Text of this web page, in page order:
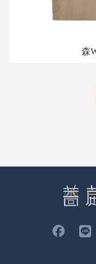
森